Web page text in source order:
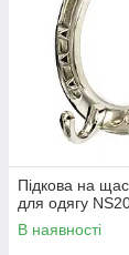
Підкова на
для одягу
В наявності